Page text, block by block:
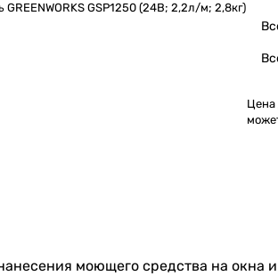
GSP1250 (24В; 2,2л/м; 2,8кг)
Цена
моющего средства на окна